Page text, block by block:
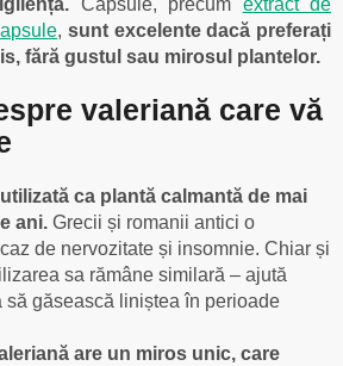
, sunt excelente dacă preferați
fără gustul sau mirosul plantelor.
valeriană care vă
ca plantă calmantă de mai
ani. Grecii și romanii antici o
de nervozitate și insomnie. Chiar și
sa rămâne similară – ajută
să găsească liniștea în perioade
are un miros unic, care